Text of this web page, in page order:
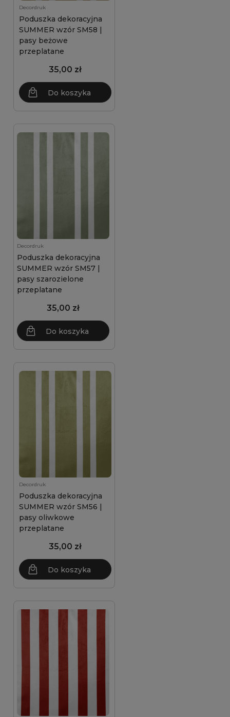
Decordruk
Poduszka dekoracyjna
SUMMER wzór SM58 |
pasy beżowe
przeplatane
35,00 zł
Do koszyka
Decordruk
Poduszka dekoracyjna
SUMMER wzór SM57 |
pasy szarozielone
przeplatane
35,00 zł
Do koszyka
Decordruk
Poduszka dekoracyjna
SUMMER wzór SM56 |
pasy oliwkowe
przeplatane
35,00 zł
Do koszyka